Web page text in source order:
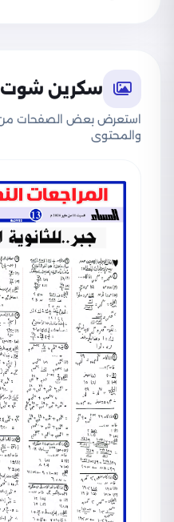
سكرين شوت
استعرض بعض الصفحات من
والمحتوى